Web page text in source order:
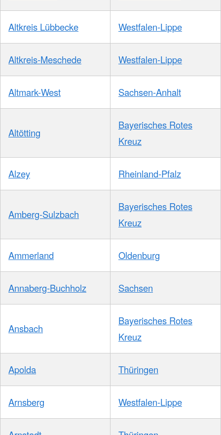
Altkreis Lübbecke Westfalen-Lippe
Altkreis-Meschede Westfalen-Lippe
Altmark-West Sachsen-Anhalt
Altötting
Bayerisches Rotes
Kreuz
Alzey Rheinland-Pfalz
Amberg-Sulzbach
Bayerisches Rotes
Kreuz
Ammerland Oldenburg
Annaberg-Buchholz Sachsen
Ansbach
Bayerisches Rotes
Kreuz
Apolda Thüringen
Arnsberg Westfalen-Lippe